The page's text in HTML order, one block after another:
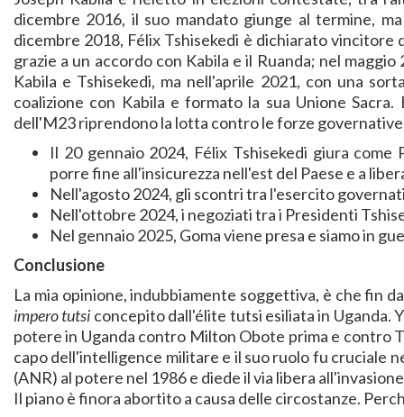
dicembre 2016, il suo mandato giunge al termine,
dicembre 2018, Félix Tshisekedi è dichiarato
grazie a un accordo con Kabila e il Ruanda; nel
Kabila e Tshisekedi, ma nell'aprile 2021, con una
coalizione con Kabila e formato la sua Unione
dell'M23 riprendono la lotta contro le forze
Il 20 gennaio 2024, Félix Tshisekedi giura
porre fine all'insicurezza nell'est del Paese e a
Nell'agosto 2024, gli scontri tra l'esercito
Nell'ottobre 2024, i negoziati tra i Presidenti
Nel gennaio 2025, Goma viene presa e siamo in
Conclusione
La mia opinione, indubbiamente soggettiva, è che fin
impero tutsi concepito dall'élite tutsi esiliata in Uganda.
potere in Uganda contro Milton Obote prima e contro
capo dell'intelligence militare e il suo ruolo fu cruciale
(ANR) al potere nel 1986 e diede il via libera
Il piano è finora abortito a causa delle circostanze.